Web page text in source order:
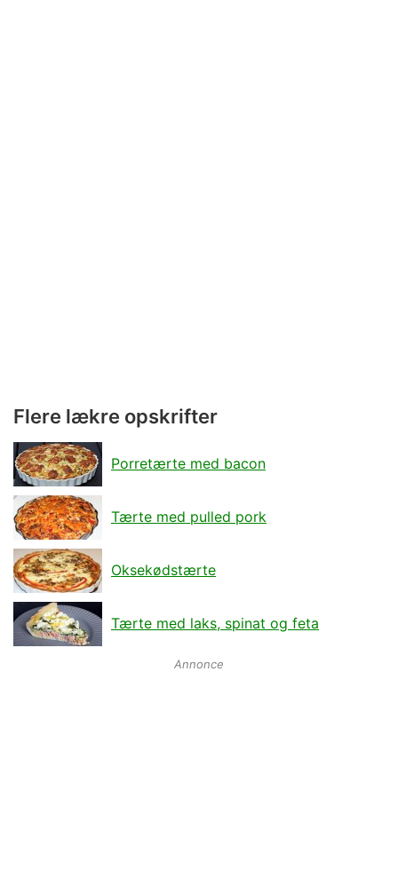
Flere lækre opskrifter
Porretærte med bacon
Tærte med pulled pork
Oksekødstærte
Tærte med laks, spinat og feta
Annonce